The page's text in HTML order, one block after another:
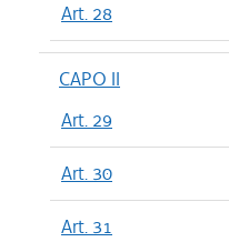
Art. 28
CAPO II
Art. 29
Art. 30
Art. 31